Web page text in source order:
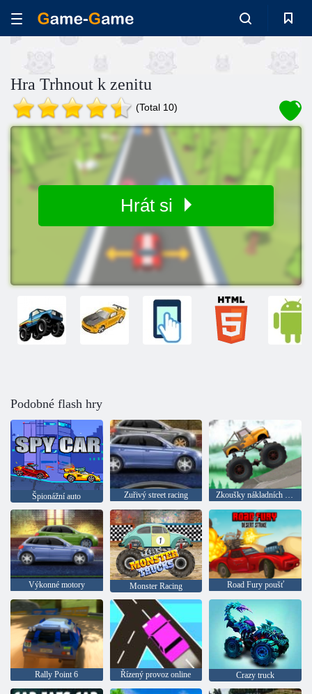
Hra Trhnout k zenitu
(Total 10)
Hrát si
Podobné flash hry
Špionážní auto Zuřivý street racing Zkoušky nákladních vozidel
Výkonné motory Monster Racing Road Fury poušť
Rally Point 6 Řízený provoz online Crazy truck